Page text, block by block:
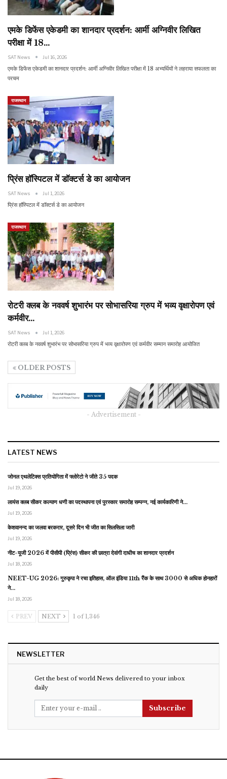
एमके डिफेंस एकेडमी का शानदार प्रदर्शन: आर्मी अग्निवीर लिखित
परीक्षा में 18…
SAT News Jul 16, 2026
एमके डिफेंस एकेडमी का शानदार प्रदर्शन: आर्मी अग्निवीर लिखित परीक्षा में 18 अभ्यर्थियों ने लहराया सफलता का
परचम
राजस्थान
प्रिंस हाॅस्पिटल में डाॅक्टर्स डे का आयोजन
SAT News Jul 1, 2026
प्रिंस हाॅस्पिटल में डाॅक्टर्स डे का आयोजन
राजस्थान
रोटरी क्लब के नववर्ष शुभारंभ पर सोभासरिया ग्रुप में भव्य वृक्षारोपण एवं
कर्मवीर…
SAT News Jul 1, 2026
रोटरी क्लब के नववर्ष शुभारंभ पर सोभासरिया ग्रुप में भव्य वृक्षारोपण एवं कर्मवीर सम्मान समारोह आयोजित
OLDER POSTS
- Advertisement -
LATEST NEWS
जोनल एथलेटिक्स प्रतियोगिता में फ्लोरेटो ने जीते 35 पदक
Jul 19, 2026
लायंस क्लब सीकर कल्याण धणी का पदस्थापना एवं पुरस्कार समारोह सम्पन्न, नई कार्यकारिणी ने…
Jul 19, 2026
केशवानन्द का जलवा बरकरार, दूसरे दिन भी जीत का सिलसिला जारी
Jul 19, 2026
नीट-यूजी 2026 में पीसीपी (प्रिंस) सीकर की छात्रा देवांगी दाधीच का शानदार प्रदर्शन
Jul 18, 2026
NEET-UG 2026: गुरुकृपा ने रचा इतिहास, ऑल इंडिया 11th रैंक के साथ 3000 से अधिक होनहारों
ने…
Jul 18, 2026
PREV NEXT 1 of 1,346
NEWSLETTER
Get the best of world News delivered to your inbox
daily
Subscribe